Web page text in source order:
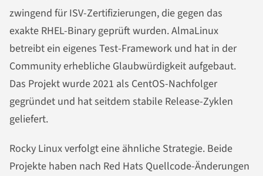
zwingend für ISV-Zertifizierungen, die gegen das
exakte RHEL-Binary geprüft wurden. AlmaLinux
betreibt ein eigenes Test-Framework und hat in der
Community erhebliche Glaubwürdigkeit aufgebaut.
Das Projekt wurde 2021 als CentOS-Nachfolger
gegründet und hat seitdem stabile Release-Zyklen
geliefert.
Rocky Linux verfolgt eine ähnliche Strategie. Beide
Projekte haben nach Red Hats Quellcode-Änderungen